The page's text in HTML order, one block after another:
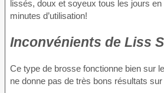
lissés, doux et soyeux tous les jours
minutes d’utilisation!
Inconvénients de Liss
Ce type de brosse fonctionne bien sur
ne donne pas de très bons résultats